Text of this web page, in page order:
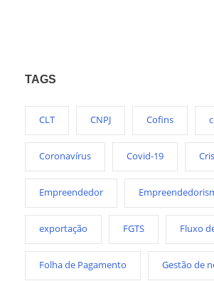
TAGS
CLT CNPJ Cofins
Coronavírus Covid-19
Empreendedor
exportação FGTS Fluxo
Folha de Pagamento Gestão de